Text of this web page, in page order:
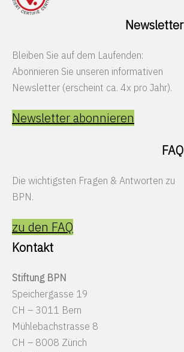
Newsletter
Bleiben Sie auf dem Laufenden:
Abonnieren Sie unseren informativen
Newsletter (erscheint ca. 4x pro Jahr).
Newsletter abonnieren
FAQ
Die wichtigsten Fragen & Antworten zu
BPN.
zu den FAQ
Kontakt
Stiftung BPN
Speichergasse 19
CH – 3011 Bern
Mühlebachstrasse 8
CH – 8008 Zürich